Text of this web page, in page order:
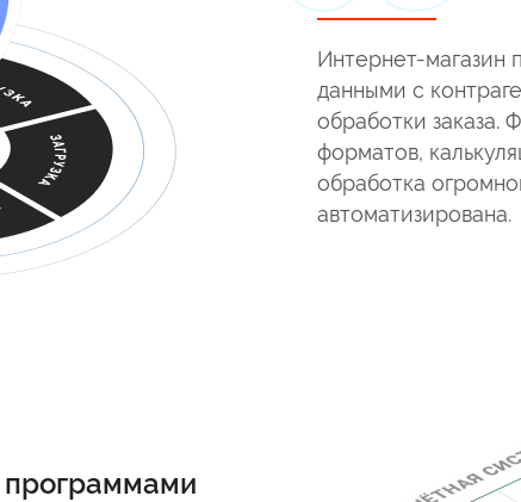
Интернет-магазин
данными с
обработки заказа.
форматов,
обработка
автоматизирована.
программами